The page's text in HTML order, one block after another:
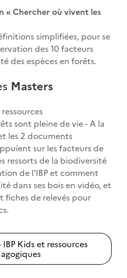
« Chercher où vivent les
simplifiées, pour se
des 10 facteurs
des espèces en forêts.
Masters
ressources
sont pleine de vie - A la
les 2 documents
sur les facteurs de
ressorts de la biodiversité
de l'IBP et comment
dans ses bois en vidéo, et
fiches de relevés pour
Kids et ressources